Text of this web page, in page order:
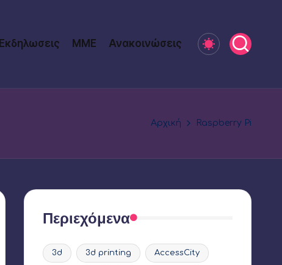
Εκδηλωσεις ΜΜΕ Ανακοινώσεις
Αρχική Raspberry Pi
Περιεχόμενα
3d 3d printing AccessCity